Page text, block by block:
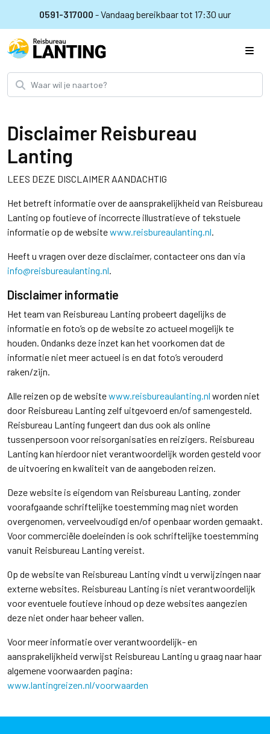
0591-317000 - Vandaag bereikbaar tot 17:30 uur
Disclaimer Reisbureau
Lanting
LEES DEZE DISCLAIMER AANDACHTIG
Het betreft informatie over de aansprakelijkheid van Reisbureau
Lanting op foutieve of incorrecte illustratieve of tekstuele
informatie op de websitewww.reisbureaulanting.nl.
Heeft u vragen over deze disclaimer, contacteer ons dan via
info@reisbureaulanting.nl.
Disclaimer informatie
Het team van Reisbureau Lanting probeert dagelijks de
informatie en foto’s op de website zo actueel mogelijk te
houden. Ondanks deze inzet kan het voorkomen dat de
informatie niet meer actueel is en dat foto’s verouderd
raken/zijn.
Alle reizen op de websitewww.reisbureaulanting.nl worden niet
door Reisbureau Lanting zelf uitgevoerd en/of samengesteld.
Reisbureau Lanting fungeert dan dus ook als online
tussenpersoon voor reisorganisaties en reizigers. Reisbureau
Lanting kan hierdoor niet verantwoordelijk worden gesteld voor
de uitvoering en kwaliteit van de aangeboden reizen.
Deze website is eigendom van Reisbureau Lanting, zonder
voorafgaande schriftelijke toestemming mag niet worden
overgenomen, verveelvoudigd en/of openbaar worden gemaakt.
Voor commerciële doeleinden is ook schriftelijke toestemming
vanuit Reisbureau Lanting vereist.
Op de website van Reisbureau Lanting vindt u verwijzingen naar
externe websites. Reisbureau Lanting is niet verantwoordelijk
voor eventuele foutieve inhoud op deze websites aangezien
deze niet onder haar beheer vallen.
Voor meer informatie over verantwoordelijk- en
aansprakelijkheid verwijst Reisbureau Lanting u graag naar haar
algemene voorwaarden pagina:
www.lantingreizen.nl/voorwaarden